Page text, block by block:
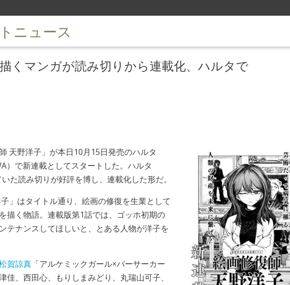
ニュース
くマンガが読み切りから連載化、ハルタで
天野洋子」が本日10月15日発売のハルタ
）で新連載としてスタートした。ハルタ
た読み切りが好評を博し、連載化した形だ。
子」はタイトル通り、絵画の修復を生業として
描く物語。連載版第1話では、ゴッホ初期の
テナンスしてほしいと、とある人物が洋子を
賀諒真「アルケミックガール×バーサーカー
佳、西田心、もりしまみどり、丸瑞山可子、